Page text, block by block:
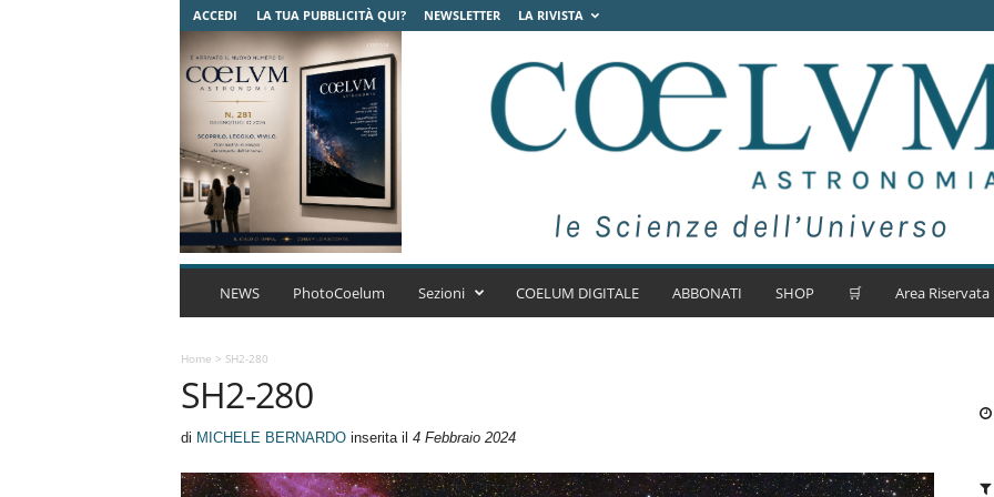
ACCEDI LA TUA PUBBLICITÀ QUI? NEWSLETTER LA RIVISTA
C
r
NEWS PhotoCoelum Sezioni COELUM DIGITALE ABBONATI SHOP 🛒 Area Riservata
Home > SH2-280
SH2-280
di MICHELE BERNARDOinserita il 4 Febbraio 2024